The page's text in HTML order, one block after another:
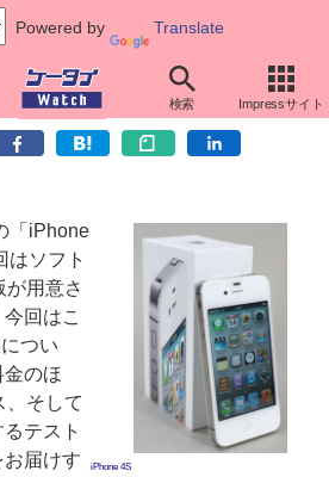
Powered by Translate
検索 Impressサイト
回線の低遅延性能に注目
iPhone 4S
「iPhone
はソフト
用意さ
回はこ
つい
のほ
、そして
テスト
届けす